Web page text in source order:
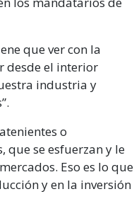
que ver con la
desde el interior
industria y
o
se esfuerzan y le
Eso es lo que
y en la inversión